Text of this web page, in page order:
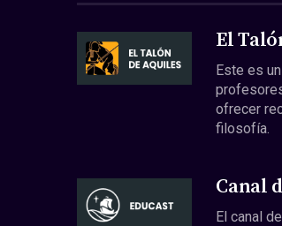
El
Este es
ofrecer
filosofía.
Canal
El canal